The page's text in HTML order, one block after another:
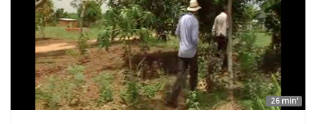
26 min'